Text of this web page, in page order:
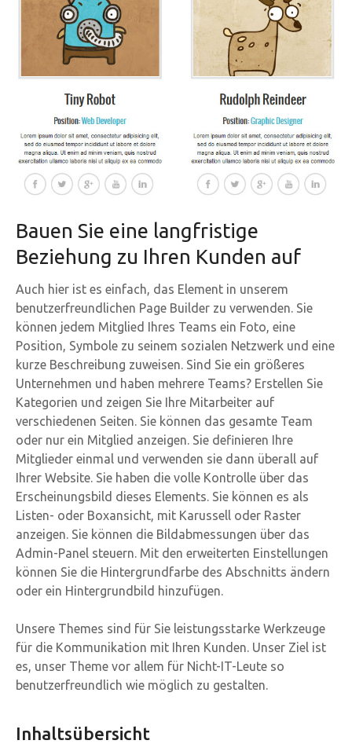
Bauen Sie eine langfristige
Beziehung zu Ihren Kunden auf
Auch hier ist es einfach, das Element in unserem
benutzerfreundlichen Page Builder zu verwenden. Sie
können jedem Mitglied Ihres Teams ein Foto, eine
Position, Symbole zu seinem sozialen Netzwerk und eine
kurze Beschreibung zuweisen. Sind Sie ein größeres
Unternehmen und haben mehrere Teams? Erstellen Sie
Kategorien und zeigen Sie Ihre Mitarbeiter auf
verschiedenen Seiten. Sie können das gesamte Team
oder nur ein Mitglied anzeigen. Sie definieren Ihre
Mitglieder einmal und verwenden sie dann überall auf
Ihrer Website. Sie haben die volle Kontrolle über das
Erscheinungsbild dieses Elements. Sie können es als
Listen- oder Boxansicht, mit Karussell oder Raster
anzeigen. Sie können die Bildabmessungen über das
Admin-Panel steuern. Mit den erweiterten Einstellungen
können Sie die Hintergrundfarbe des Abschnitts ändern
oder ein Hintergrundbild hinzufügen.
Unsere Themes sind für Sie leistungsstarke Werkzeuge
für die Kommunikation mit Ihren Kunden. Unser Ziel ist
es, unser Theme vor allem für Nicht-IT-Leute so
benutzerfreundlich wie möglich zu gestalten.
Inhaltsübersicht